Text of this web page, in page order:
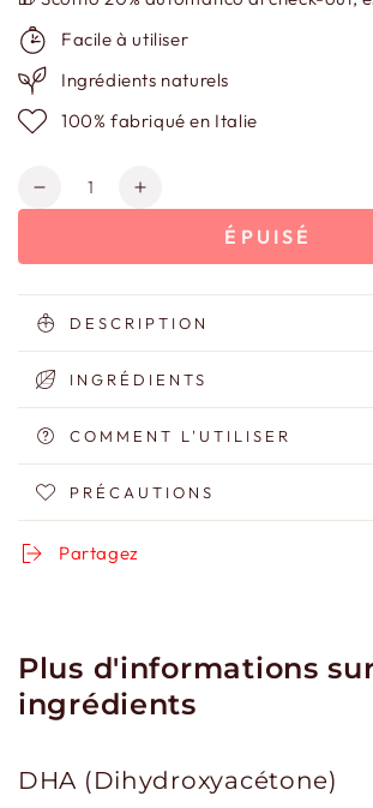
Facile à utiliser
Ingrédients naturels
100% fabriqué en Italie
Quantité
Réduire
Il
Bacio
del
Sole
Autobronzante
Visage
Corps
Augmenter
Il
Bacio
del
Sole
Autobronzante
Visage
Corps
ÉPUISÉ
DESCRIPTION
INGRÉDIENTS
COMMENT L'UTILISER
PRÉCAUTIONS
Partagez
Plus d'informations
ingrédients
DHA (Dihydroxyacétone)